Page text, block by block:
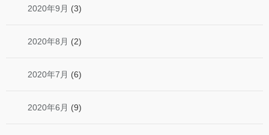
2020年9月 (3)
2020年8月 (2)
2020年7月 (6)
2020年6月 (9)